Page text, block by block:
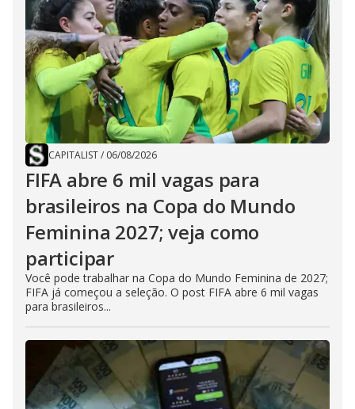
CAPITALIST/ 06/08/2026
FIFA abre 6 mil vagas para
brasileiros na Copa do Mundo
Feminina 2027; veja como
participar
Você pode trabalhar na Copa do Mundo Feminina de 2027;
FIFA já começou a seleção. O post FIFA abre 6 mil vagas
para brasileiros...